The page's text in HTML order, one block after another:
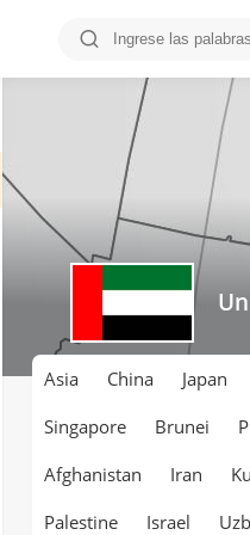
Asia China
Japan
Singapore
Brunei
Afghanistan
Iran
Palestine
Israel